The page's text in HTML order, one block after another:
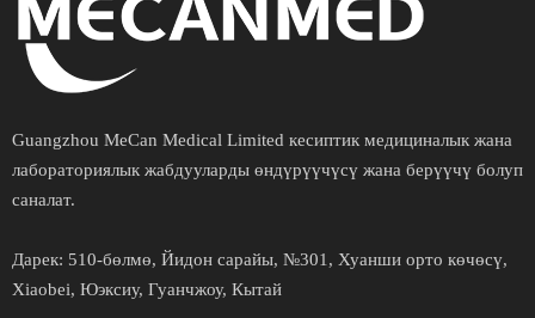
Guangzhou MeCan Medical Limited кесиптик медициналык жана
лабораториялык жабдууларды өндүрүүчүсү жана берүүчү болуп
саналат.
Дарек: 510-бөлмө, Йидон сарайы, №301, Хуанши орто көчөсү,
Xiaobei, Юэксиу, Гуанчжоу, Кытай